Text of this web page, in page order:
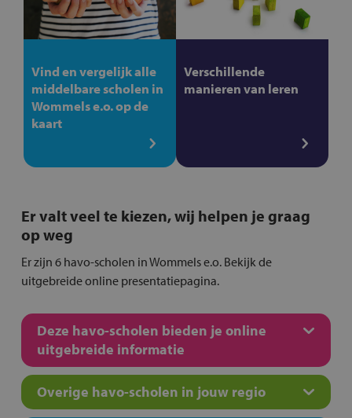
Vind en vergelijk alle
middelbare scholen in
Wommels e.o. op de
kaart
Verschillende
manieren van leren
Er valt veel te kiezen, wij helpen je graag
op weg
Er zijn 6 havo-scholen in Wommels e.o. Bekijk de
uitgebreide online presentatiepagina.
Deze havo-scholen bieden je online
uitgebreide informatie
Overige havo-scholen in jouw regio